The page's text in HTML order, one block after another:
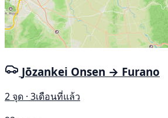
Jōzankei Onsen → Furano
2 จุด · 3เดือนที่แล้ว